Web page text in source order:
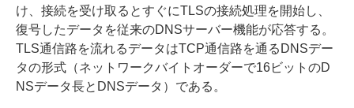
け、接続を受け取るとすぐにTLSの接続処理を開始し、
復号したデータを従来のDNSサーバー機能が応答する。
TLS通信路を流れるデータはTCP通信路を通るDNSデー
タの形式（ネットワークバイトオーダーで16ビットのD
NSデータ長とDNSデータ）である。